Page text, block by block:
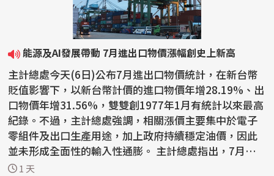
能源及AI發展帶動 7月進出口物價漲幅創史上新高
主計總處今天(6日)公布7月進出口物價統計，在新台幣
貶值影響下，以新台幣計價的進口物價年增28.19%、出
口物價年增31.56%，雙雙創1977年1月有統計以來最高
紀錄。不過，主計總處強調，相關漲價主要集中於電子
零組件及出口生產用途，加上政府持續穩定油價，因此
並未形成全面性的輸入性通膨。 主計總處指出，7月生
產者...
1 天